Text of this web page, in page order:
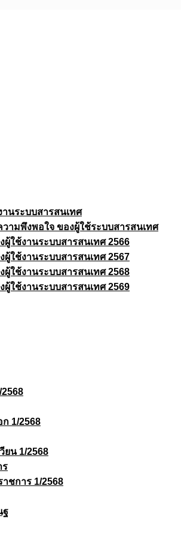
นระบบสารสนเทศ
วามพึงพอใจ ของผู้ใช้ระบบสารสนเทศ
ใช้งานระบบสารสนเทศ 2566
ใช้งานระบบสารสนเทศ 2567
ใช้งานระบบสารสนเทศ 2568
ใช้งานระบบสารสนเทศ 2569
1/2568
ยน 1/2568
ร
ชการ 1/2568
ฐ